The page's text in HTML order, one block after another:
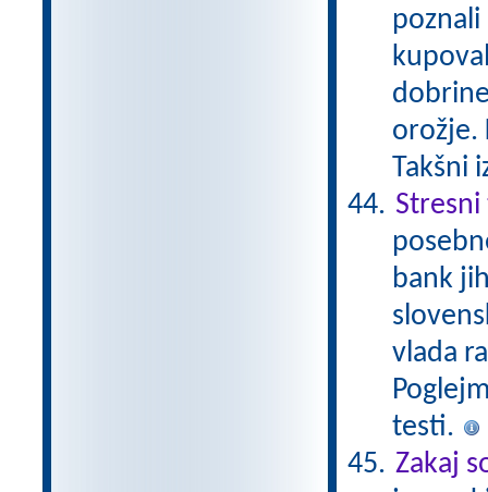
poznali
orožje.
Takšni
bank
vlada
testi.
Zakaj